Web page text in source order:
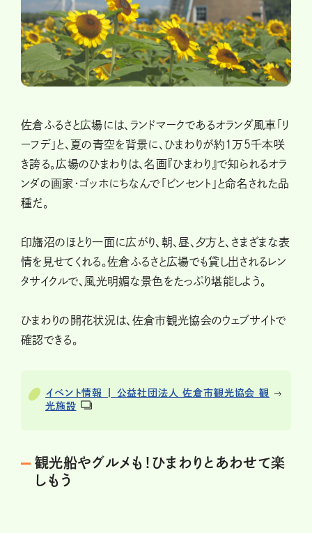
佐倉ふるさと広場には、ランドマークであるオランダ風車「リ
ーフデ」と、夏の青空を背景に、ひまわりが約1万5千本咲
き誇る。広場のひまわりは、名画『ひまわり』で知られるオラ
ンダの画家・ゴッホにちなんで「ビンセント」と命名された品
種だ。
印旛沼のほとり一面に広がり、朝、昼、夕方と、さまざまな表
情を見せてくれる。佐倉ふるさと広場でも貸し出されるレン
タサイクルで、風光明媚な景色をたっぷり堪能しよう。
ひまわりの開花状況は、佐倉市観光協会のウェブサイトで
確認できる。
イベント情報 | 公益社団法人 佐倉市観光協会 観
光施設
観光船やグルメも！ひまわりとあわせて楽
しもう